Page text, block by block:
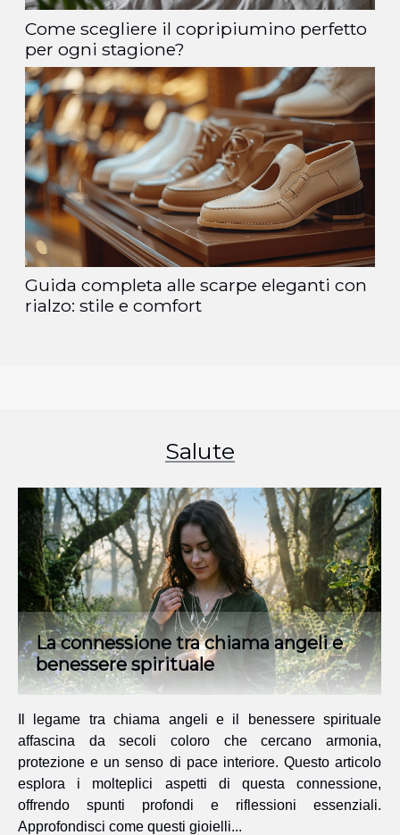
Come scegliere il copripiumino perfetto
per ogni stagione?
Guida completa alle scarpe eleganti con
rialzo: stile e comfort
Salute
La connessione tra chiama angeli e
benessere spirituale
Il legame tra chiama angeli e il benessere spirituale
affascina da secoli coloro che cercano armonia,
protezione e un senso di pace interiore. Questo articolo
esplora i molteplici aspetti di questa connessione,
offrendo spunti profondi e riflessioni essenziali.
Approfondisci come questi gioielli...